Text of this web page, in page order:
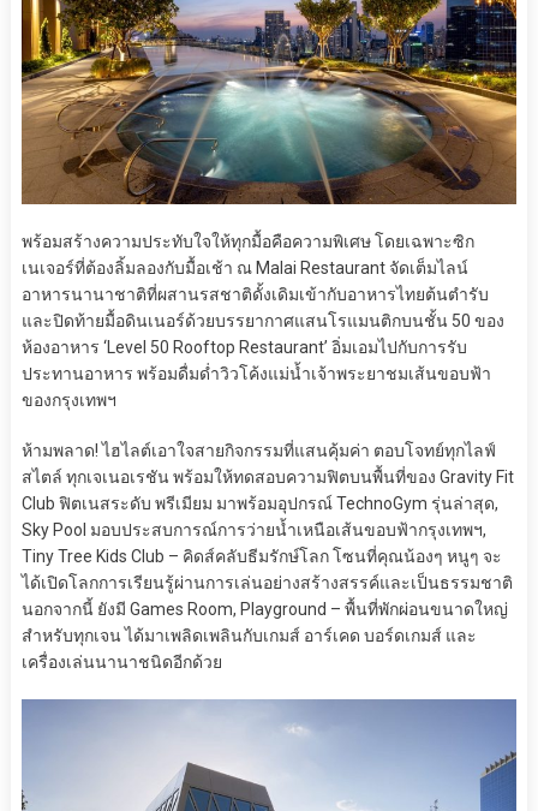
พร้อมสร้างความประทับใจให้ทุกมื้อคือความพิเศษ โดยเฉพาะซิก
เนเจอร์ที่ต้องลิ้มลองกับมื้อเช้า ณ Malai Restaurant จัดเต็มไลน์
อาหารนานาชาติที่ผสานรสชาติดั้งเดิมเข้ากับอาหารไทยต้นตำรับ
และปิดท้ายมื้อดินเนอร์ด้วยบรรยากาศแสนโรแมนติกบนชั้น 50 ของ
ห้องอาหาร ‘Level 50 Rooftop Restaurant’ อิ่มเอมไปกับการรับ
ประทานอาหาร พร้อมดื่มด่ำวิวโค้งแม่น้ำเจ้าพระยาชมเส้นขอบฟ้า
ของกรุงเทพฯ
ห้ามพลาด! ไฮไลต์เอาใจสายกิจกรรมที่แสนคุ้มค่า ตอบโจทย์ทุกไลฟ์
สไตล์ ทุกเจเนอเรชัน พร้อมให้ทดสอบความฟิตบนพื้นที่ของ Gravity Fit
Club ฟิตเนสระดับ พรีเมียม มาพร้อมอุปกรณ์ TechnoGym รุ่นล่าสุด,
Sky Pool มอบประสบการณ์การว่ายน้ำเหนือเส้นขอบฟ้ากรุงเทพฯ,
Tiny Tree Kids Club – คิดส์คลับธีมรักษ์โลก โซนที่คุณน้องๆ หนูๆ จะ
ได้เปิดโลกการเรียนรู้ผ่านการเล่นอย่างสร้างสรรค์และเป็นธรรมชาติ
นอกจากนี้ ยังมี Games Room, Playground – พื้นที่พักผ่อนขนาดใหญ่
สำหรับทุกเจน ได้มาเพลิดเพลินกับเกมส์ อาร์เคด บอร์ดเกมส์ และ
เครื่องเล่นนานาชนิดอีกด้วย